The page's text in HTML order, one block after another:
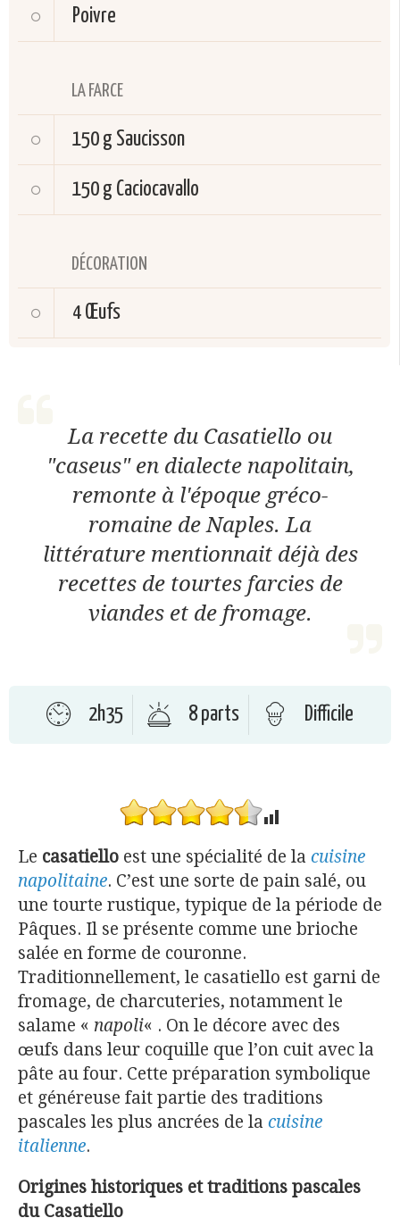
Poivre
LA FARCE
150 g Saucisson
150 g Caciocavallo
DÉCORATION
4 Œufs
La recette du Casatiello ou
"caseus" en dialecte napolitain,
remonte à l'époque gréco-
romaine de Naples. La
littérature mentionnait déjà des
recettes de tourtes farcies de
viandes et de fromage.
2h35 8 parts Difficile
Le casatiello est une spécialité de la cuisine
napolitaine. C’est une sorte de pain salé, ou
une tourte rustique, typique de la période de
Pâques. Il se présente comme une brioche
salée en forme de couronne.
Traditionnellement, le casatiello est garni de
fromage, de charcuteries, notamment le
salame « napoli« . On le décore avec des
œufs dans leur coquille que l’on cuit avec la
pâte au four. Cette préparation symbolique
et généreuse fait partie des traditions
pascales les plus ancrées de la cuisine
italienne.
Origines historiques et traditions pascales
du Casatiello